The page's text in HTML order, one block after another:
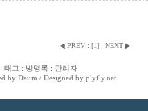
◀ PREV : [1]: NEXT ▶
: 태그 : 방명록 : 관리자
by Daum / Designed by plyfly.net